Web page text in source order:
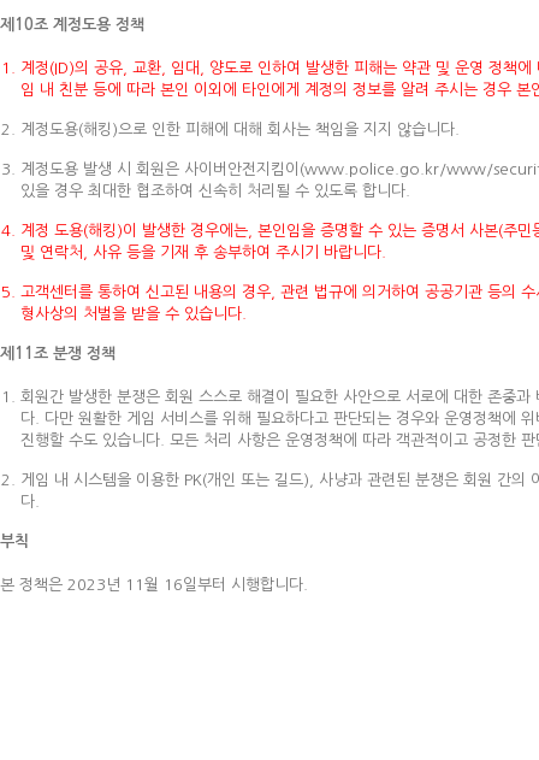
제10조 계정도용 정책
계정(ID)의 공유, 교환, 임대, 양도로 인하여 발생한 피해는 약관 및 운영 정책
임 내 친분 등에 따라 본인 이외에 타인에게 계정의 정보를 알려 주시는 경우
계정도용(해킹)으로 인한 피해에 대해 회사는 책임을 지지 않습니다.
계정도용 발생 시 회원은 사이버안전지킴이(www.police.go.kr/www/
있을 경우 최대한 협조하여 신속히 처리될 수 있도록 합니다.
계정 도용(해킹)이 발생한 경우에는, 본인임을 증명할 수 있는 증명서 사본(주
및 연락처, 사유 등을 기재 후 송부하여 주시기 바랍니다.
고객센터를 통하여 신고된 내용의 경우, 관련 법규에 의거하여 공공기관 등의
형사상의 처벌을 받을 수 있습니다.
제11조 분쟁 정책
회원간 발생한 분쟁은 회원 스스로 해결이 필요한 사안으로 서로에 대한 존중
다. 다만 원활한 게임 서비스를 위해 필요하다고 판단되는 경우와 운영정책에
진행할 수도 있습니다. 모든 처리 사항은 운영정책에 따라 객관적이고 공정한
게임 내 시스템을 이용한 PK(개인 또는 길드), 사냥과 관련된 분쟁은 회원 간
다.
부칙
본 정책은 2023년 11월 16일부터 시행합니다.